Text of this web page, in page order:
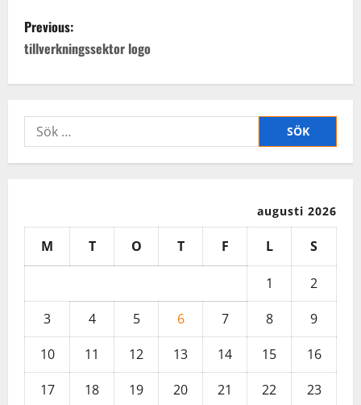
P
o
s
t
n
v
i
Previous:
tillverkningssektor logo
Sök
efter:
augusti 2026
M T O T F L S
1
2
3
4 5 6 7 8
9
10
11 12 13 14 15
16
17
18 19 20 21 22
23